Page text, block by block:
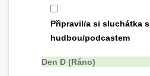
Připravil/a si sluchátka s
hudbou/podcastem
Den D (Ráno)